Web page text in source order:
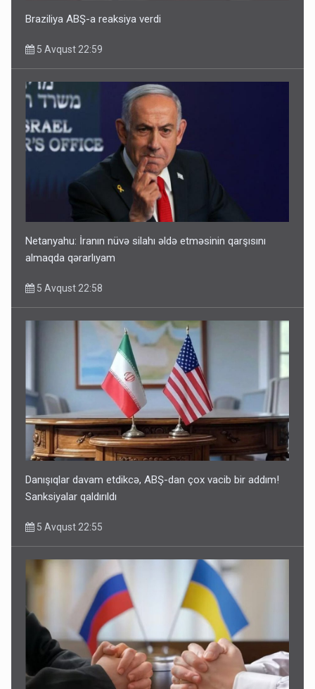
Braziliya ABŞ-a reaksiya verdi
5 Avqust 22:59
Netanyahu: İranın nüvə silahı əldə etməsinin qarşısını
almaqda qərarlıyam
5 Avqust 22:58
Danışıqlar davam etdikcə, ABŞ-dan çox vacib bir addım!
Sanksiyalar qaldırıldı
5 Avqust 22:55